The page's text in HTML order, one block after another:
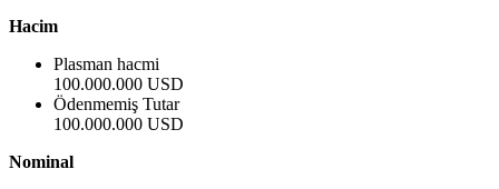
Hacim
Plasman hacmi
100.000.000 USD
Ödenmemiş Tutar
100.000.000 USD
Nominal